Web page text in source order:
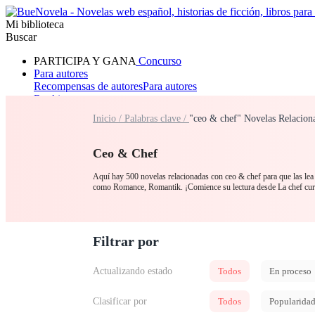
Mi biblioteca
Buscar
PARTICIPA Y GANA Concurso
Para autores
Recompensas de autoresPara autores
Ranking
RomanceHombre lobo
Inicio / Palabras clave / "ceo & chef" Novelas
Ceo & Chef
Aquí hay 500 novelas relacionadas con ceo & chef para que las
como Romance, Romantik. ¡Comience su lectura desde La chef
Filtrar por
Actualizando estado Todos En proceso
Clasificar por Todos Popularidad